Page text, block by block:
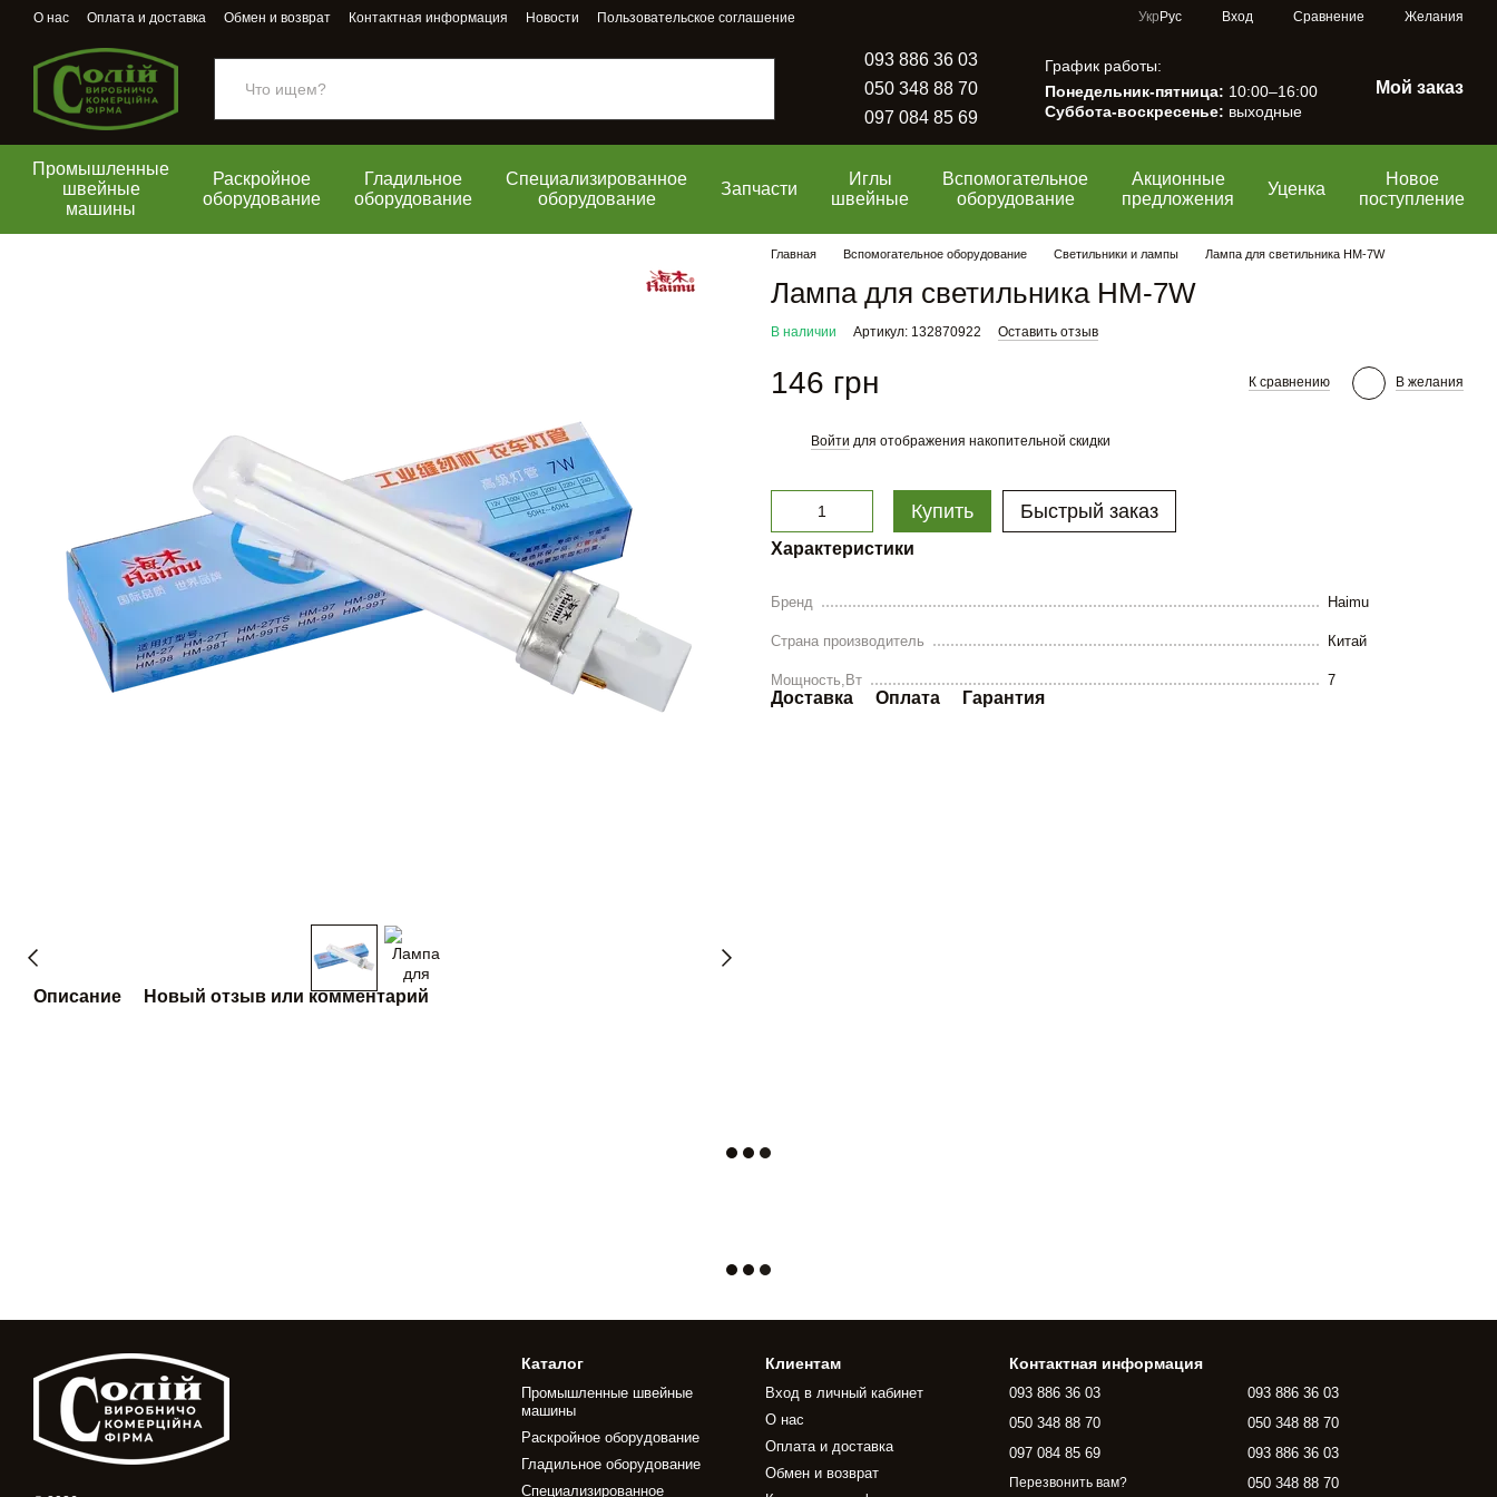
Перейти к основному контенту
О нас Оплата и доставка Обмен и возврат Контактная информация Новости Пользовательское соглашение Укр Рус Вход Сравнение Желания
093 886 36 03
050 348 88 70
097 084 85 69
График работы:
Понедельник-пятница: 10:00–16:00
Суббота-воскресенье: выходные
Мой заказ
Промышленные
швейные
машины
Раскройное
оборудование
Гладильное
оборудование
Специализированное
оборудование
Запчасти
Иглы
швейные
Вспомогательное
оборудование
Акционные
предложения
Уценка
Новое
поступление
Описание Новый отзыв или комментарий
Главная Вспомогательное оборудование Светильники и лампы Лампа для светильника НМ-7W
Лампа для светильника НМ-7W
В наличии Артикул: 132870922 Оставить отзыв
146 грн К сравнению В желания
Войти для отображения накопительной скидки
Купить Быстрый заказ
Характеристики
Бренд Haimu
Страна производитель Китай
Мощность,Вт 7
Доставка Оплата Гарантия
Каталог
Промышленные швейные
машины
Раскройное оборудование
Гладильное оборудование
Специализированное
Клиентам
Вход в личный кабинет
О нас
Оплата и доставка
Обмен и возврат
Контактная информация
093 886 36 03
050 348 88 70
097 084 85 69
Перезвонить вам?
093 886 36 03
050 348 88 70
093 886 36 03
050 348 88 70